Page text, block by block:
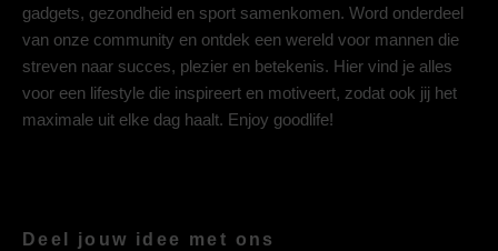
gadgets, gezondheid en sport samenkomen. Word onderdeel
van onze community en ontdek een wereld voor mannen die
streven naar succes, plezier en betekenis. Hier vind je alles
voor een lifestyle die inspireert en motiveert, zodat ook jij het
maximale uit elke dag haalt. Enjoy goodlife!
Deel jouw idee met ons